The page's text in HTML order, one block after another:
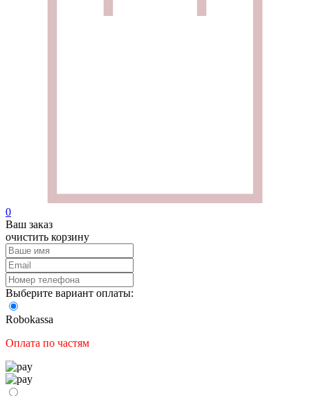
0
Ваш заказ
очистить корзину
Выберите вариант оплаты:
Robokassa
Оплата по частям